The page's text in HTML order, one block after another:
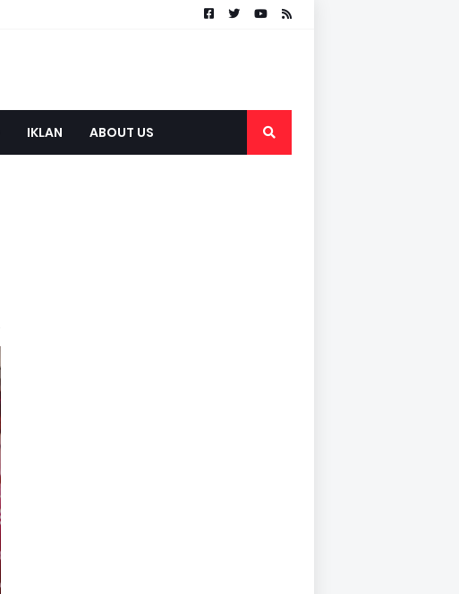
IKLAN ABOUT US